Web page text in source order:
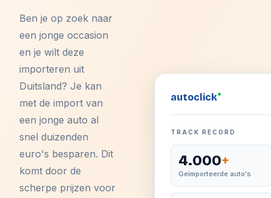
Ben je op zoek naar
een jonge occasion
en je wilt deze
importeren uit
Duitsland? Je kan
met de import van
een jonge auto al
snel duizenden
euro's besparen. Dit
komt door de
scherpe prijzen voor
autoclick
TRACK RECORD
4.000+
Geïmporteerde auto's